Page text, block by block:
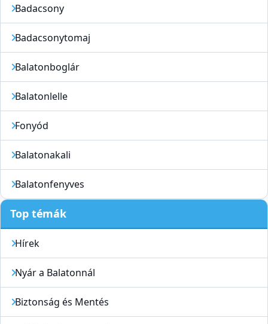
Badacsony
Badacsonytomaj
Balatonboglár
Balatonlelle
Fonyód
Balatonakali
Balatonfenyves
Top témák
Hírek
Nyár a Balatonnál
Biztonság és Mentés